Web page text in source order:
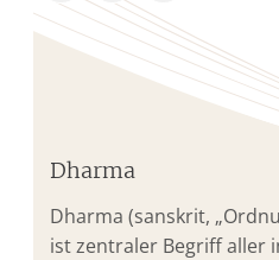
Dharma
Dharma (sanskrit,
ist zentraler Begriff aller